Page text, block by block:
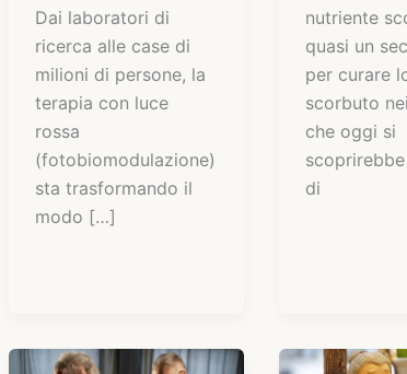
Dai laboratori di
ricerca alle case di
milioni di persone, la
terapia con luce
rossa
(fotobiomodulazione)
sta trasformando il
modo […]
nutriente
quasi un
per curare
scorbuto
che oggi si
di